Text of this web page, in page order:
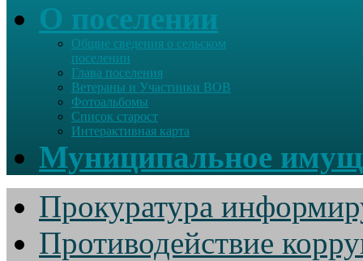
О поселении
Общие сведения о сельском
поселении
Глава поселения
Ветераны и Участники ВОВ
Фотоальбомы
Список старост
Интерактивная карта
Муниципальное
Прокуратура
Противодействие